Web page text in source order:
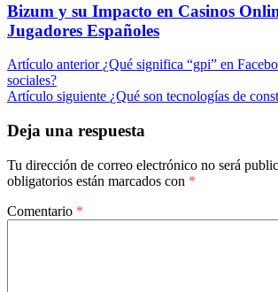
Bizum y su Impacto en Casinos
Jugadores Españoles
Navegación
de
Artículo anterior ¿Qué significa “gpi” en
sociales?
Artículo siguiente ¿Qué son tecnologías de
Deja una respuesta
Tu dirección de correo electrónico no será
obligatorios están marcados con *
Comentario *